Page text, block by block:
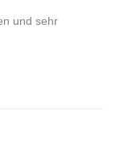
und sehr